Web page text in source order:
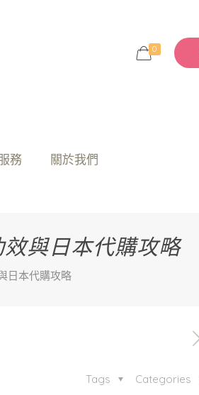
務 關於我們
0
與日本代購攻略
日本代購攻略
Categories
Tags